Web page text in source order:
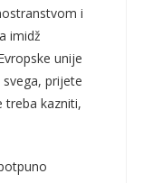
i
imidž
unije
prijete
treba kazniti,